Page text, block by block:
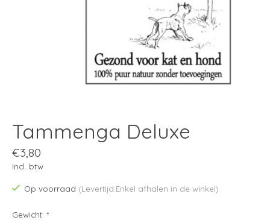
Tammenga Deluxe
€3,80
Incl. btw
Op voorraad (Levertijd:Enkel afhalen in de winkel)
Gewicht: *